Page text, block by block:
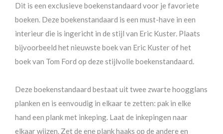
Dit is een exclusieve boekenstandaard voor je favoriete
boeken. Deze boekenstandaard is een must-have in een
interieur die is ingericht in de stijl van Eric Kuster. Plaats
bijvoorbeeld het nieuwste boek van Eric Kuster of het
boek van Tom Ford op deze stijlvolle boekenstandaard.
Deze boekenstandaard bestaat uit twee zwarte hoogglans
planken en is eenvoudig in elkaar te zetten: pak in elke
hand een plank met inkeping. Laat de inkepingen naar
elkaar wijzen. Zet de ene plank haaks op de andere en